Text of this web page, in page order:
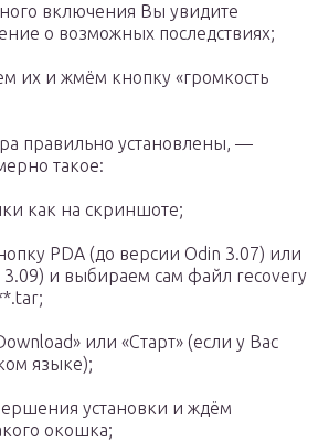
включения Вы увидите
о возможных последствиях;
их и жмём кнопку «громкость
правильно установлены, —
такое:
как на скриншоте;
PDA (до версии Odin 3.07) или
3.09) и выбираем сам файл recovery
или «Старт» (если у Вас
языке);
установки и ждём
окошка;